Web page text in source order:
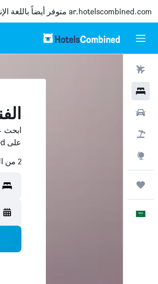
ar.hotelscombined.com متوفر أيضاً باللغة
ابحث
على HotelsCombined ووفّر.
2 من الضيوف، غرفة واحدة